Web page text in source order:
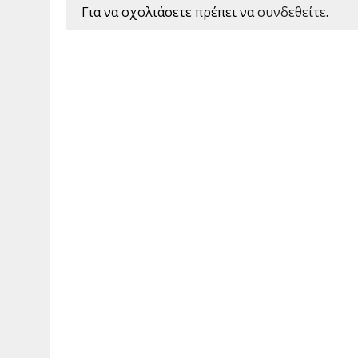
Για να σχολιάσετε πρέπει νασυνδεθείτε.